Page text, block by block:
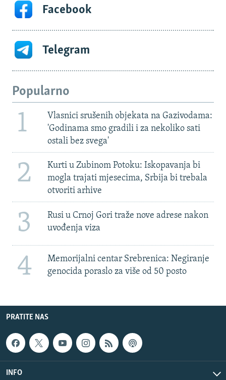
Facebook
Telegram
Popularno
1
Vlasnici srušenih objekata na Gazivodama:
'Godinama smo gradili i za nekoliko sati
ostali bez svega'
2
Kurti u Zubinom Potoku: Iskopavanja bi
mogla trajati mjesecima, Srbija bi trebala
otvoriti arhive
3
Rusi u Crnoj Gori traže nove adrese nakon
uvođenja viza
4
Memorijalni centar Srebrenica: Negiranje
genocida poraslo za više od 50 posto
PRATITE NAS
INFO